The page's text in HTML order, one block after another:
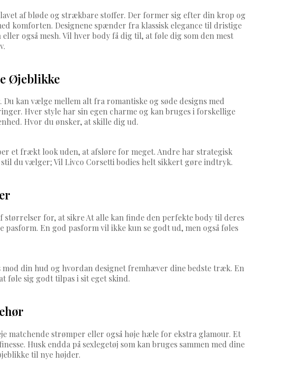
af bløde og strækbare stoffer. Der former sig efter din krop og
komforten. Designene spænder fra klassisk elegance til dristige
også mesh. Vil hver body få dig til, at føle dig som den mest
Øjeblikke
kan vælge mellem alt fra romantiske og søde designs med
Hver style har sin egen charme og kan bruges i forskellige
Hvor du ønsker, at skille dig ud.
et frækt look uden, at afsløre for meget. Andre har strategisk
du vælger; Vil Livco Corsetti bodies helt sikkert gøre indtryk.
for, at sikre At alle kan finde den perfekte body til deres
En god pasform vil ikke kun se godt ud, men også føles
din hud og hvordan designet fremhæver dine bedste træk. En
føle sig godt tilpas i sit eget skind.
matchende strømper eller også høje hæle for ekstra glamour. Et
Husk endda på sexlegetøj som kan bruges sammen med dine
til nye højder.